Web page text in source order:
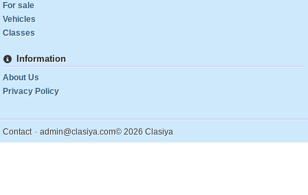
For sale
Vehicles
Classes
Information
About Us
Privacy Policy
Contact . admin@clasiya.com© 2026 Clasiya